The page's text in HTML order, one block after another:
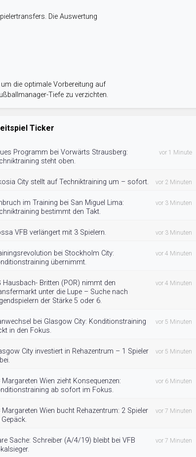
Die Auswertung
die optimale Vorbereitung auf
Tiefe zu verzichten.
Ticker
Programm bei Vorwärts Strausberg:
steht oben.
vor 1 Minute
City stellt auf Techniktraining um – sofort. vor 2 Minuten
im Training bei San Miguel Lima:
bestimmt den Takt.
vor 3 Minuten
VFB verlängert mit 3 Spielern. vor 3 Minuten
bei Stockholm City:
übernimmt.
vor 4 Minuten
Hausbach- Britten (POR) nimmt den
unter die Lupe – Suche nach
der Stärke 5 oder 6.
vor 4 Minuten
bei Glasgow City: Konditionstraining
in den Fokus.
vor 5 Minuten
City investiert in Rehazentrum – 1 Spieler
vor 5 Minuten
Margareten Wien zieht Konsequenzen:
ab sofort im Fokus.
vor 6 Minuten
Margareten Wien bucht Rehazentrum: 2 Spieler
vor 7 Minuten
Sache: Schreiber (A/4/19) bleibt bei VFB
vor 7 Minuten